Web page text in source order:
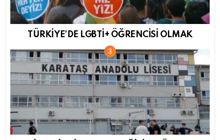
TÜRKİYE’DE LGBTİ+ ÖĞRENCİSİ OLMAK